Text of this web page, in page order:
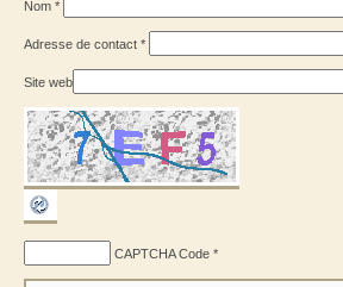
Nom *
Adresse de contact *
Site web
CAPTCHA Code *